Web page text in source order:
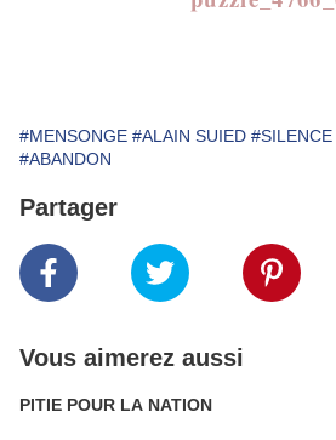
#MENSONGE #ALAIN SUIED #SILENCE
#ABANDON
Partager
Vous aimerez aussi
PITIE POUR LA NATION